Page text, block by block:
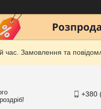
час. Замовлення та
+380